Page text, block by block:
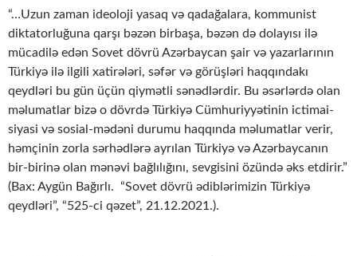
“…Uzun zaman ideoloji yasaq və qadağalara, kommunist
diktatorluğuna qarşı bəzən birbaşa, bəzən də dolayısı ilə
mücadilə edən Sovet dövrü Azərbaycan şair və yazarlarının
Türkiyə ilə ilgili xatirələri, səfər və görüşləri haqqındakı
qeydləri bu gün üçün qiymətli sənədlərdir. Bu əsərlərdə olan
məlumatlar bizə o dövrdə Türkiyə Cümhuriyyətinin ictimai-
siyasi və sosial-mədəni durumu haqqında məlumatlar verir,
həmçinin zorla sərhədlərə ayrılan Türkiyə və Azərbaycanın
bir-birinə olan mənəvi bağlılığını, sevgisini özündə əks etdirir.”
(Bax: Aygün Bağırlı. “Sovet dövrü ədiblərimizin Türkiyə
qeydləri”, “525-ci qəzet”, 21.12.2021.).